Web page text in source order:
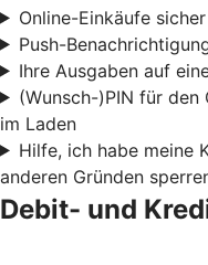
Online-Einkäufe
Push-
Ihre Ausgaben auf
(Wunsch-)PIN für
im Laden
Hilfe, ich habe meine
anderen Gründen
Debit- und